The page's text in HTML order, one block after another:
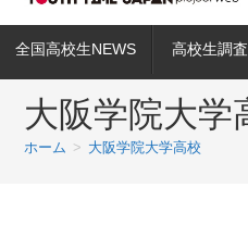
ス
ッ
全国高校生NEWS 高校生調査
大阪学院大学
ホーム > 大阪学院大学高校